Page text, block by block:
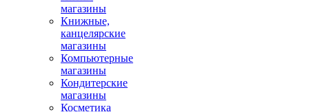
магазины
Книжные,
канцелярские
магазины
Компьютерные
магазины
Кондитерские
магазины
Косметика